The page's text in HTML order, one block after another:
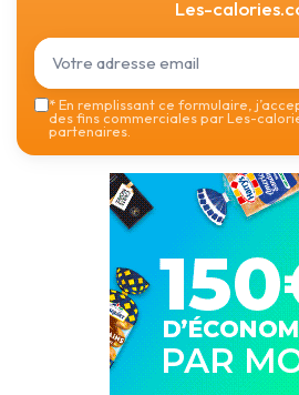
Les-
*En remplissant ce formulaire,
des fins commerciales par Les-
partenaires.